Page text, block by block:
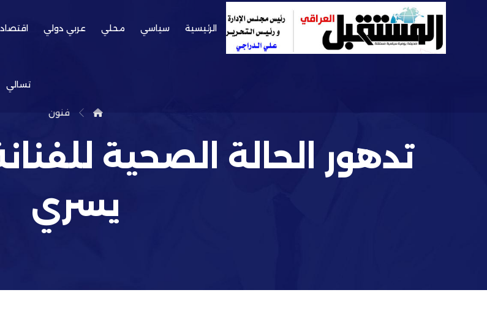
الرئيسية سياسي محلي عربي دولي
تسالي
فنون
تدهور الحالة الصحية
يسري